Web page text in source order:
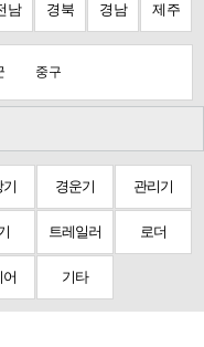
남 경북 경남 제주
중구
기 경운기 관리기
트레일러 로더
어 기타